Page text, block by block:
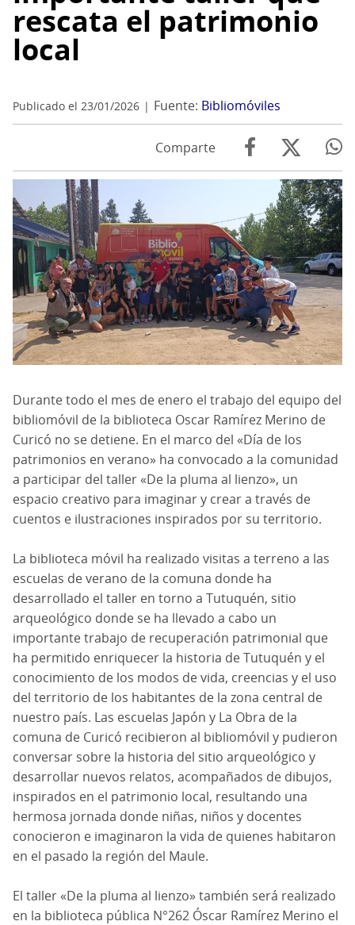
rescata el patrimonio
local
Publicado el 23/01/2026 Fuente: Bibliomóviles
Comparte
Durante todo el mes de enero el trabajo del equipo del
bibliomóvil de la biblioteca Oscar Ramírez Merino de
Curicó no se detiene. En el marco del «Día de los
patrimonios en verano» ha convocado a la comunidad
a participar del taller «De la pluma al lienzo», un
espacio creativo para imaginar y crear a través de
cuentos e ilustraciones inspirados por su territorio.
La biblioteca móvil ha realizado visitas a terreno a las
escuelas de verano de la comuna donde ha
desarrollado el taller en torno a Tutuquén, sitio
arqueológico donde se ha llevado a cabo un
importante trabajo de recuperación patrimonial que
ha permitido enriquecer la historia de Tutuquén y el
conocimiento de los modos de vida, creencias y el uso
del territorio de los habitantes de la zona central de
nuestro país. Las escuelas Japón y La Obra de la
comuna de Curicó recibieron al bibliomóvil y pudieron
conversar sobre la historia del sitio arqueológico y
desarrollar nuevos relatos, acompañados de dibujos,
inspirados en el patrimonio local, resultando una
hermosa jornada donde niñas, niños y docentes
conocieron e imaginaron la vida de quienes habitaron
en el pasado la región del Maule.
El taller «De la pluma al lienzo» también será realizado
en la biblioteca pública N°262 Óscar Ramírez Merino el